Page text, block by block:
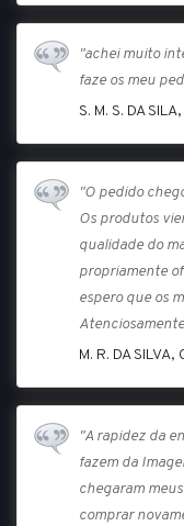
"achei muito
faze os meu
S. M. S. DA
"O pedido
Os produtos
qualidade do
propriamente
espero que os
M. R. DA
"A rapidez da
fazem da
chegaram
comprar